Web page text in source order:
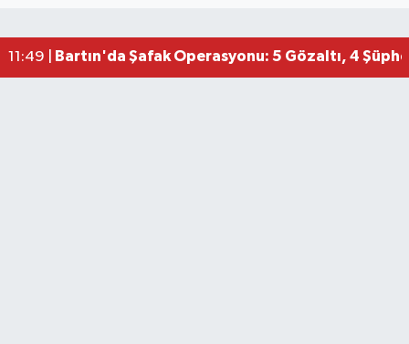
11:49 | Bartın'da Şafak Operasyonu: 5 Gözaltı, 4